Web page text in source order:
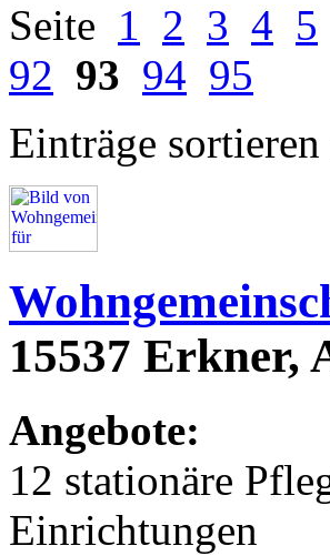
Seite 1 2 3 4 5
92 93 94 95
Einträge sortieren
15537 Erkner,
Angebote:
12 stationäre
Einrichtungen